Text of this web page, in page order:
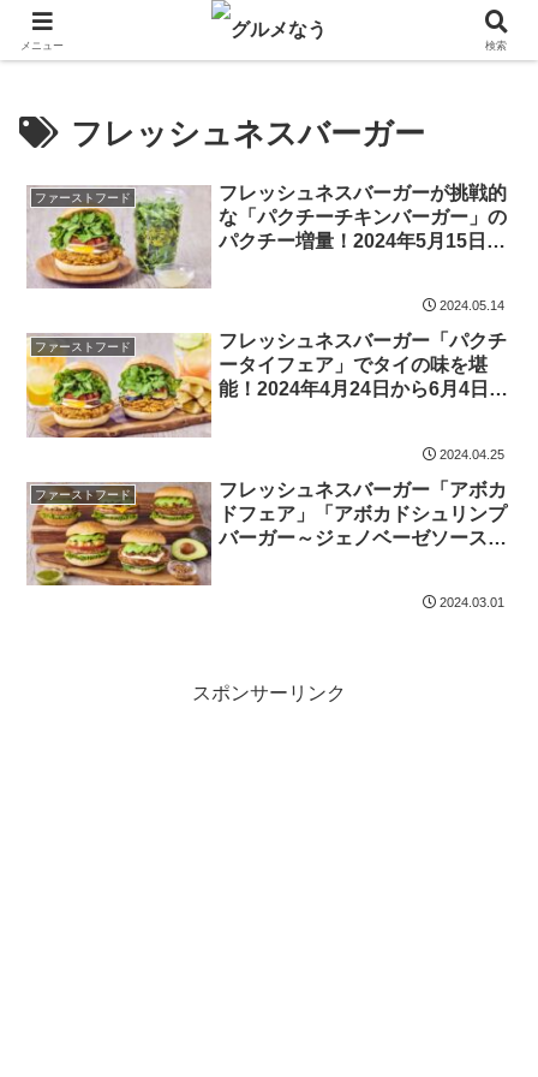
飲食店キャンペーン・食品飲料お菓子新発売のグルメニュース。
フレッシュネスバーガー
ファーストフード
フレッシュネスバーガーが挑戦的
な「パクチーチキンバーガー」の
パクチー増量！2024年5月15日か
2024.05.14
ファーストフード
フレッシュネスバーガー「パクチ
ータイフェア」でタイの味を堪
能！2024年4月24日から6月4日ま
2024.04.25
ファーストフード
フレッシュネスバーガー「アボカ
ドフェア」「アボカドシュリンプ
バーガー～ジェノベーゼソース」
2024.03.01
スポンサーリンク
メニュー 検索